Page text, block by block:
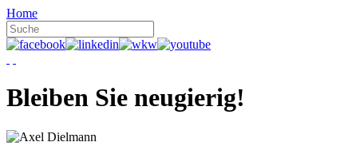
Home
Bleiben Sie neugierig!